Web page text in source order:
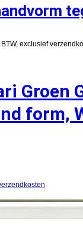
exclusief
Groen
form,